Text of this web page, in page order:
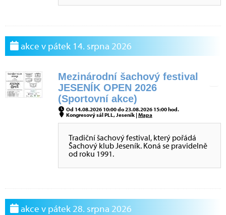
akce v pátek 14. srpna 2026
Mezinárodní šachový festival
JESENÍK OPEN 2026
(Sportovní akce)
Od 14.08.2026 10:00 do 23.08.2026 15:00 hod.
Kongresový sál PLL, Jeseník |Mapa
Tradiční šachový festival, který pořádá
Šachový klub Jeseník. Koná se pravidelně
od roku 1991.
akce v pátek 28. srpna 2026